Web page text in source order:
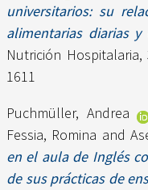
universitarios: su
alimentarias diarias
Nutrición Hospitalaria,
1611
Puchmüller, Andrea
Fessia, Romina and
en el aula de Inglés
de sus prácticas de